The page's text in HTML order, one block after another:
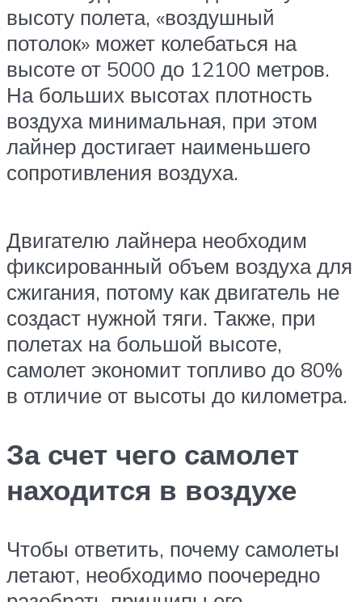
высоту полета, «воздушный
потолок» может колебаться на
высоте от 5000 до 12100 метров.
На больших высотах плотность
воздуха минимальная, при этом
лайнер достигает наименьшего
сопротивления воздуха.
Двигателю лайнера необходим
фиксированный объем воздуха для
сжигания, потому как двигатель не
создаст нужной тяги. Также, при
полетах на большой высоте,
самолет экономит топливо до 80%
в отличие от высоты до километра.
За счет чего самолет
находится в воздухе
Чтобы ответить, почему самолеты
летают, необходимо поочередно